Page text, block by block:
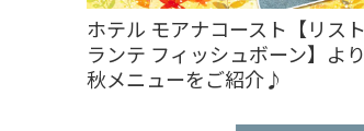
ホテル モアナコースト【リスト
ランテ フィッシュボーン】より
秋メニューをご紹介♪